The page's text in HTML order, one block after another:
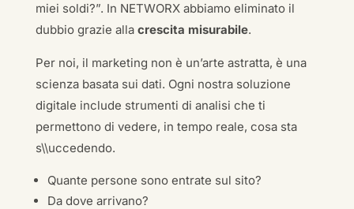
miei soldi?”. In NETWORX abbiamo eliminato il
dubbio grazie alla crescita misurabile.
Per noi, il marketing non è un’arte astratta, è una
scienza basata sui dati. Ogni nostra soluzione
digitale include strumenti di analisi che ti
permettono di vedere, in tempo reale, cosa sta
s\\uccedendo.
Quante persone sono entrate sul sito?
Da dove arrivano?